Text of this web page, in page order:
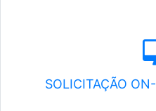
SOLICITAÇÃO